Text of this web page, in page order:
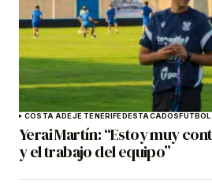
COSTA ADEJE TENERIFEDESTACADOSFÚTBOL
Yerai Martín: “Estoy muy
y el trabajo del equipo”